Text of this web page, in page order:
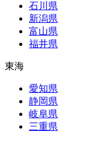
石川県
新潟県
富山県
福井県
東海
愛知県
静岡県
岐阜県
三重県